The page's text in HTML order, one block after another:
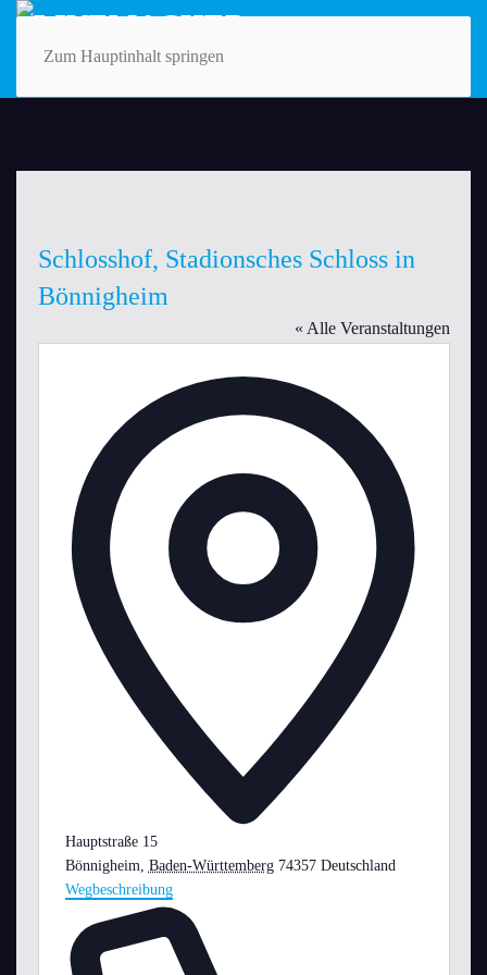
Zum Hauptinhalt springen
Schlosshof, Stadionsches Schloss in
Bönnigheim
« Alle Veranstaltungen
Hauptstraße 15
Bönnigheim, Baden-Württemberg 74357 Deutschland
Wegbeschreibung